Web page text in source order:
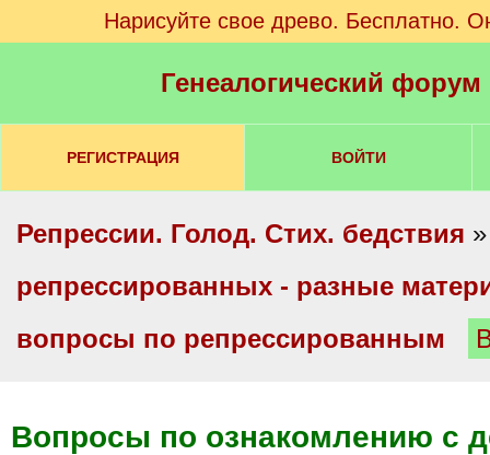
Нарисуйте свое древо. Бесплатно.
Генеалогический
РЕГИСТРАЦИЯ ВОЙТИ
Репрессии. Голод. Стих. бедствия
репрессированных - разные
вопросы по репрессированным
Вопросы по ознакомлению с